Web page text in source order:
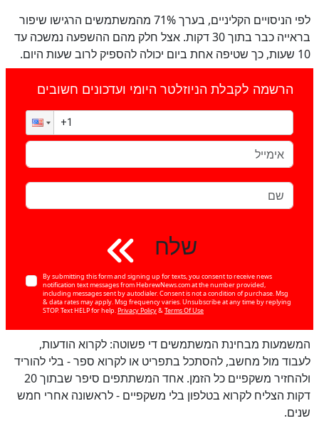
לפי הניסויים הקליניים, בערך 71% מהמשתמשים הרגישו שיפור
בראייה כבר בתוך 30 דקות. אצל חלק מהם ההשפעה נמשכה עד
10 שעות, כך שטיפה אחת ביום יכולה להספיק לרוב שעות היום.
הרשמה לקבלת הניוזלטר היומי ועדכונים חשובים
שלח
By submitting this form and signing up for texts, you consent to receive news
notification text messages from HebrewNews.com at the number provided,
including messages sent by autodialer. Consent is not a condition of purchase. Msg
& data rates may apply. Msg frequency varies. Unsubscribe at any time by replying
STOP. Text HELP for help. Privacy Policy& Terms Of Use
המשמעות מבחינת המשתמשים די פשוטה: לקרוא הודעות,
לעבוד מול מחשב, להסתכל בתפריט או לקרוא ספר - בלי להוריד
ולהחזיר משקפיים כל הזמן. אחד המשתתפים סיפר שבתוך 20
דקות הצליח לקרוא בטלפון בלי משקפיים - לראשונה אחרי חמש
שנים.
100%כן